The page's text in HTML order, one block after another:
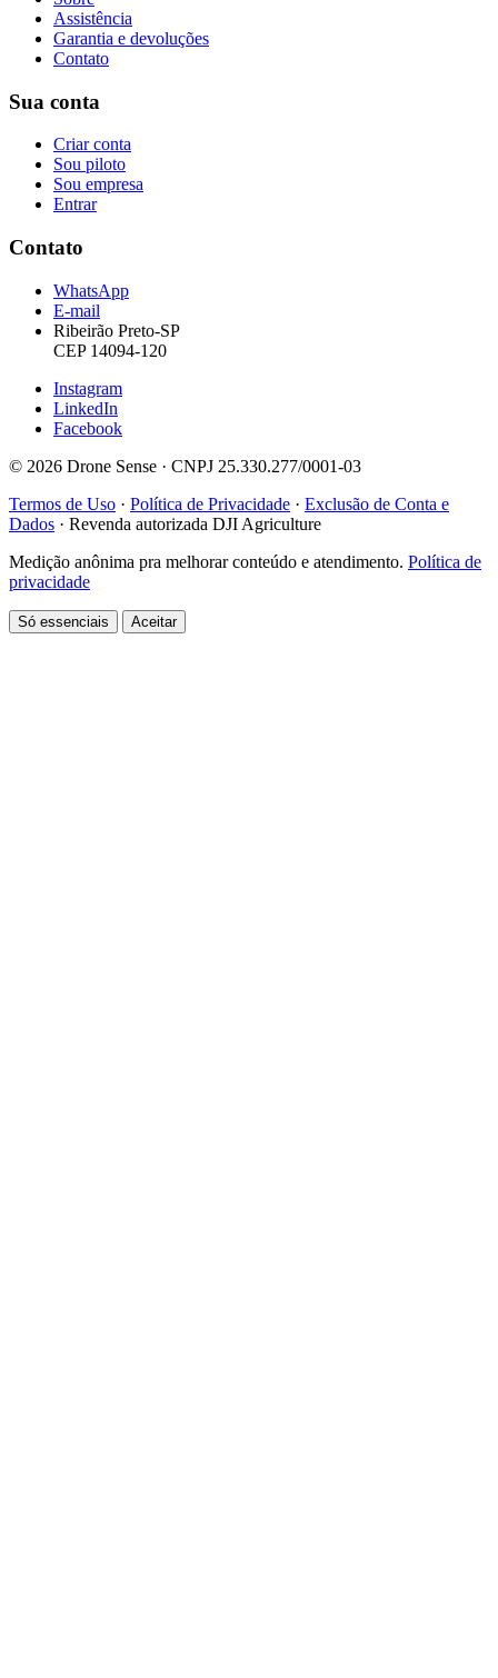
Assistência
Garantia e devoluções
Contato
Sua conta
Criar conta
Sou piloto
Sou empresa
Entrar
Contato
WhatsApp
E-mail
Ribeirão Preto-SP
CEP 14094-120
Instagram
LinkedIn
Facebook
© 2026 Drone Sense · CNPJ 25.330.277/0001-03
Termos de Uso · Política de Privacidade · Exclusão de Conta e
Dados · Revenda autorizada DJI Agriculture
Medição anônima pra melhorar conteúdo e atendimento. Política de
privacidade
Só essenciais Aceitar